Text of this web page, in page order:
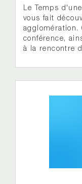
Le Temps
vous fait
agglomération.
conférence,
à la rencontre